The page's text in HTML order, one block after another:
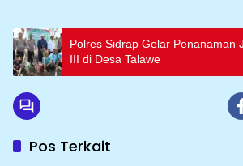
Polres Sidrap Gelar Penanaman
III di Desa Talawe
Pos Terkait